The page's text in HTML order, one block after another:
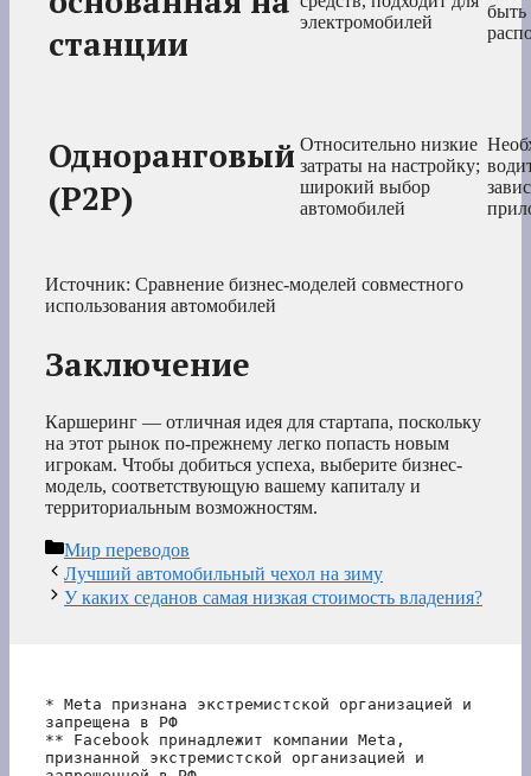
станции
электромобилей
быть
Одноранговый
(P2P)
Относительно низкие
затраты на настройку;
широкий выбор
автомобилей
Источник: Сравнение бизнес-моделей совместного
использования автомобилей
Заключение
Каршеринг — отличная идея для стартапа, поскольку
на этот рынок по-прежнему легко попасть новым
игрокам. Чтобы добиться успеха, выберите бизнес-
модель, соответствующую вашему капиталу и
территориальным возможностям.
Рубрики
Мир переводов
Лучший автомобильный чехол на зиму
У каких седанов самая низкая стоимость владения?
* Meta признана экстремистской организацией и
запрещена в РФ
** Facebook принадлежит компании Meta,
признанной экстремистской организацией и